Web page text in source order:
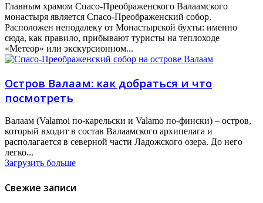
Главным храмом Спасо-Преображенского Валаамского
монастыря является Спасо-Преображенский собор.
Расположен неподалеку от Монастырской бухты: именно
сюда, как правило, прибывают туристы на теплоходе
«Метеор» или экскурсионном...
Остров Валаам: как добраться и что
посмотреть
Валаам (Valamoi по-карельски и Valamo по-фински) – остров,
который входит в состав Валаамского архипелага и
располагается в северной части Ладожского озера. До него
легко...
Загрузить больше
Свежие записи